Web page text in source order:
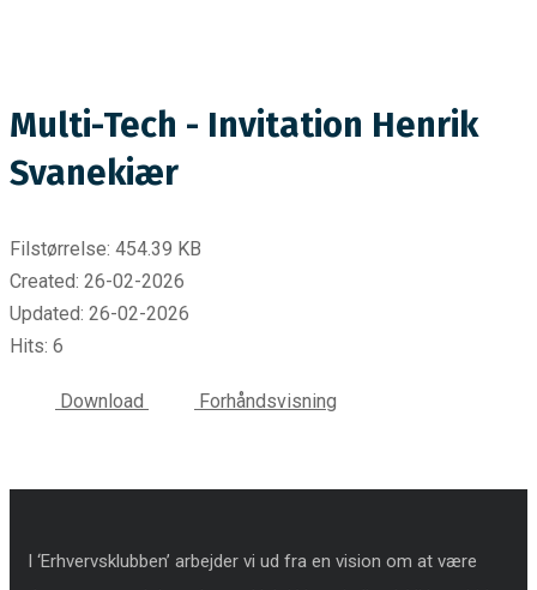
Multi-Tech - Invitation Henrik
Svanekiær
Filstørrelse: 454.39 KB
Created: 26-02-2026
Updated: 26-02-2026
Hits: 6
Download Forhåndsvisning
I ‘Erhvervsklubben’ arbejder vi ud fra en vision om at være